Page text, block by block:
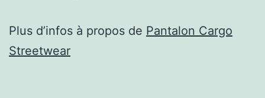
Plus d’infos à propos de Pantalon Cargo
Streetwear